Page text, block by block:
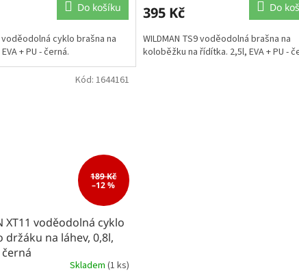
Do košíku
voděodolná cyklo brašna na
+ PU - černá.
395 Kč Do
WILDMAN TS9 voděodolná brašna na
koloběžku na řídítka. 2,5l, EVA + PU -
189 Kč
–12 %
XT11 voděodolná cyklo
držáku na láhev, 0,8l,
černá
Skladem (1 ks)
Kód: 1644161